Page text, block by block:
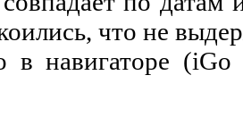
, что не
в навигаторе